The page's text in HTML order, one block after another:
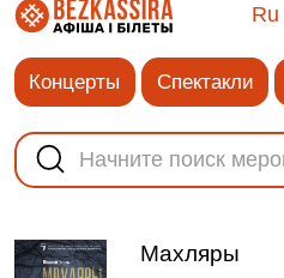
Ru
Концерты Спектакли
Махляры